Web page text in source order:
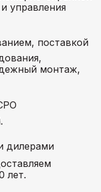
управления
поставкой
монтаж,
дилерами
лет.